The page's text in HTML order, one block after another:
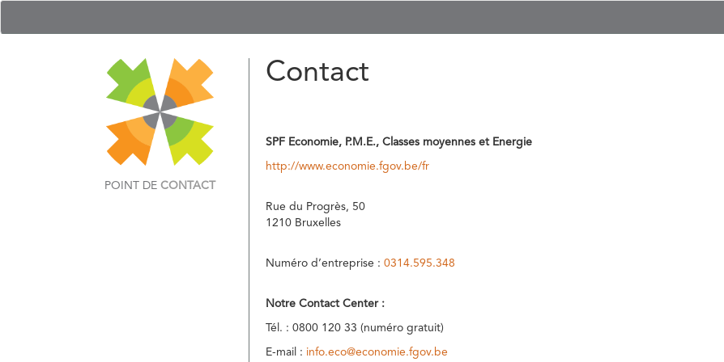
POINT DE CONTACT
Contact
SPF Economie, P.M.E., Classes moyennes et Energie
http://www.economie.fgov.be/fr
Rue du Progrès, 50
1210 Bruxelles
Numéro d’entreprise : 0314.595.348
Notre Contact Center :
Tél. : 0800 120 33 (numéro gratuit)
E-mail : info.eco@economie.fgov.be